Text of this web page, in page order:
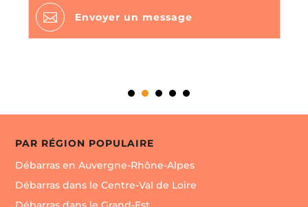
BROCANTERIE DES FOUINEURS, c’est avant tout
une histoire de famille. Une véritable passion pour
les objets anciens, la brocante et le métier de
les foires pour vous proposer de nombreux objets
d’art pour les collectionneurs.
 Envoyer un message
PAR RÉGION POPULAIRE
Débarras en Auvergne-Rhône-Alpes
Débarras dans le Centre-Val de Loire